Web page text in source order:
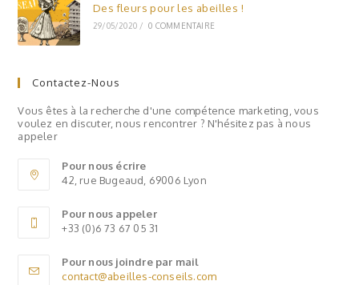
Des fleurs pour les abeilles !
29/05/2020 / 0 COMMENTAIRE
Contactez-Nous
Vous êtes à la recherche d'une compétence marketing, vous
voulez en discuter, nous rencontrer ? N'hésitez pas à nous
appeler
Pour nous écrire
42, rue Bugeaud, 69006 Lyon
Pour nous appeler
+33 (0)6 73 67 05 31
Pour nous joindre par mail
contact@abeilles-conseils.com